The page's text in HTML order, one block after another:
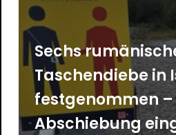
Sechs
Taschendiebe in
festgenommen –
Abschiebung